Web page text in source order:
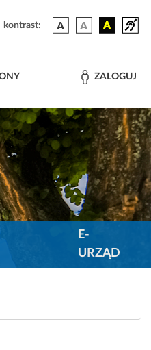
kontrast:
ZALOGUJ
E-
URZĄD